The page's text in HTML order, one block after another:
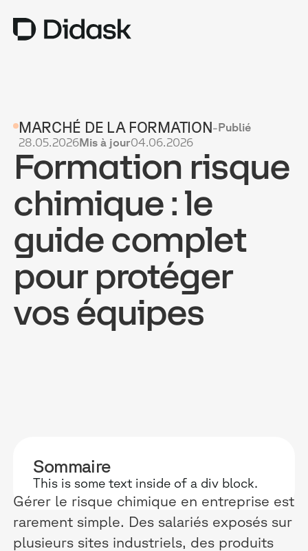
COACHING
NEW
USAGES
POURQUOI DIDASK ?
TARIFS
RESSOURCES
OBTENIR UNE DÉMO
CONFORMITÉ
RELATIONS
TÉMOIGNAGES
RECHERCHE
MARCHÉ DE LA FORMATION-Publié
28.05.2026Mis à jour04.06.2026
Formation risque
chimique : le
guide complet
pour protéger
vos équipes
Sommaire
This is some text inside of a div block.
Gérer le risque chimique en entreprise est
rarement simple. Des salariés exposés sur
plusieurs sites industriels, des produits